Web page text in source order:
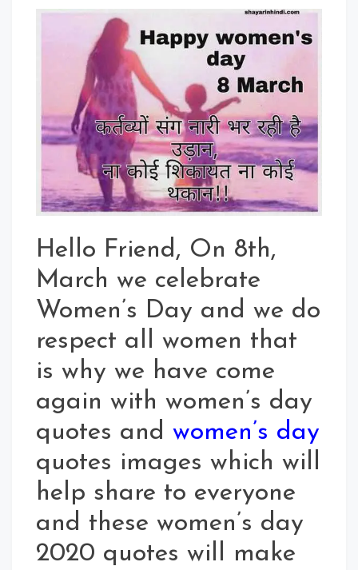
2020:
Women’S
Day
Quotes,
Images,
Wishes
In
Hindi
For
Whatsapp
Status
Hello Friend, On 8th,
March we celebrate
Women’s Day and we do
respect all women that
is why we have come
again with women’s day
quotes and women’s day
quotes images which will
help share to everyone
and these women’s day
2020 quotes will make